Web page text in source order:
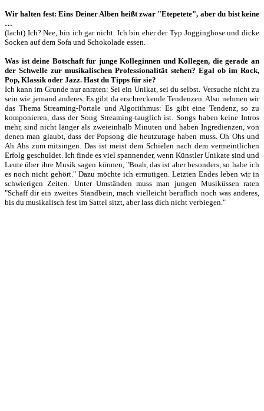
Wir halten fest: Eins Deiner Alben heißt zwar "Etepetete", aber du bist keine
…
(lacht) Ich? Nee, bin ich gar nicht. Ich bin eher der Typ Jogginghose und dicke
Socken auf dem Sofa und Schokolade essen.
Was ist deine Botschaft für junge Kolleginnen und Kollegen, die gerade an
der Schwelle zur musikalischen Professionalität stehen? Egal ob im Rock,
Pop, Klassik oder Jazz. Hast du Tipps für sie?
Ich kann im Grunde nur anraten: Sei ein Unikat, sei du selbst. Versuche nicht zu
sein wie jemand anderes. Es gibt da erschreckende Tendenzen. Also nehmen wir
das Thema Streaming-Portale und Algorithmus: Es gibt eine Tendenz, so zu
komponieren, dass der Song Streaming-tauglich ist. Songs haben keine Intros
mehr, sind nicht länger als zweieinhalb Minuten und haben Ingredienzen, von
denen man glaubt, dass der Popsong die heutzutage haben muss. Oh Ohs und
Ah Ahs zum mitsingen. Das ist meist dem Schielen nach dem vermeintlichen
Erfolg geschuldet. Ich finde es viel spannender, wenn Künstler Unikate sind und
Leute über ihre Musik sagen können, "Boah, das ist aber besonders, so habe ich
es noch nicht gehört." Dazu möchte ich ermutigen. Letzten Endes leben wir in
schwierigen Zeiten. Unter Umständen muss man jungen Musiküssen raten
"Schaff dir ein zweites Standbein, mach vielleicht beruflich noch was anderes,
bis du musikalisch fest im Sattel sitzt, aber lass dich nicht verbiegen."